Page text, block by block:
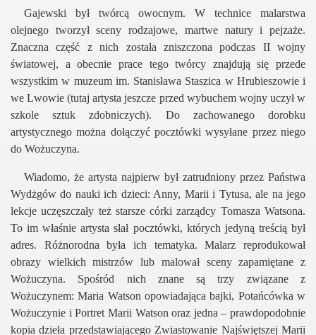
Gajewski był twórcą owocnym. W technice malarstwa
olejnego tworzył sceny rodzajowe, martwe natury i pejzaże.
Znaczna część z nich została zniszczona podczas II wojny
światowej, a obecnie prace tego twórcy znajdują się przede
wszystkim w muzeum im. Stanisława Staszica w Hrubieszowie i
we Lwowie (tutaj artysta jeszcze przed wybuchem wojny uczył w
szkole sztuk zdobniczych). Do zachowanego dorobku
artystycznego można dołączyć pocztówki wysyłane przez niego
do Wożuczyna.
Wiadomo, że artysta najpierw był zatrudniony przez Państwa
Wydżgów do nauki ich dzieci: Anny, Marii i Tytusa, ale na jego
lekcje uczęszczały też starsze córki zarządcy Tomasza Watsona.
To im właśnie artysta słał pocztówki, których jedyną treścią był
adres. Różnorodna była ich tematyka. Malarz reprodukował
obrazy wielkich mistrzów lub malował sceny zapamiętane z
Wożuczyna. Spośród nich znane są trzy związane z
Wożuczynem: Maria Watson opowiadająca bajki, Potańcówka w
Wożuczynie i Portret Marii Watson oraz jedna – prawdopodobnie
kopia dzieła przedstawiającego Zwiastowanie Najświętszej Marii